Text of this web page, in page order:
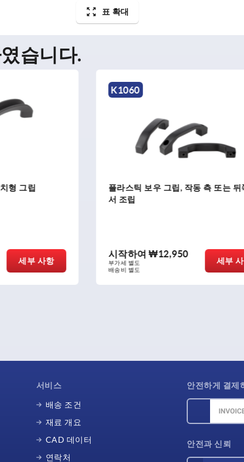
표 확대
습니다.
작동 측 또는 뒤쪽에
세부 사항
K0219
산화 처리 알루미늄 보우 그립,
형, 원형 프로파일 Ø 10, 뒤쪽에
시작하여₩14,990
부가세 별도
배송비 별도
서비스
배송 조건
재료 개요
CAD 데이터
연락처
안전하게 결제
안전과 신뢰